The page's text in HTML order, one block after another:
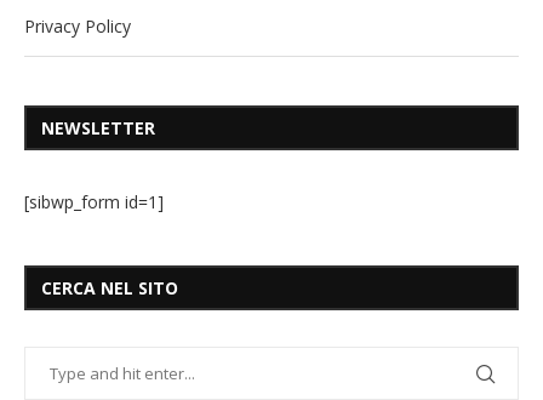
Privacy Policy
NEWSLETTER
[sibwp_form id=1]
CERCA NEL SITO